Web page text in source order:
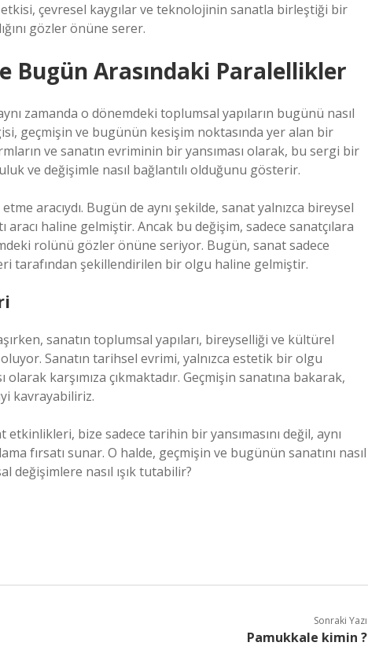
çevresel kaygılar ve teknolojinin sanatla birleştiği bir
gözler önüne serer.
Bugün Arasındaki Paralellikler
zamanda o dönemdeki toplumsal yapıların bugünü nasıl
geçmişin ve bugünün kesişim noktasında yer alan bir
ve sanatın evriminin bir yansıması olarak, bu sergi bir
ve değişimle nasıl bağlantılı olduğunu gösterir.
aracıydı. Bugün de aynı şekilde, sanat yalnızca bireysel
haline gelmiştir. Ancak bu değişim, sadece sanatçılara
rolünü gözler önüne seriyor. Bugün, sanat sadece
tarafından şekillendirilen bir olgu haline gelmiştir.
sanatın toplumsal yapıları, bireyselliği ve kültürel
Sanatın tarihsel evrimi, yalnızca estetik bir olgu
karşımıza çıkmaktadır. Geçmişin sanatına bakarak,
kavrayabiliriz.
bize sadece tarihin bir yansımasını değil, aynı
fırsatı sunar. O halde, geçmişin ve bugünün sanatını nasıl
nasıl ışık tutabilir?
Sonraki Yazı
Pamukkale kimin ?